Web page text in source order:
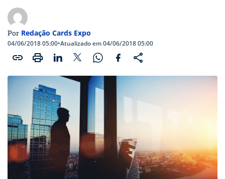
Por Redação Cards Expo
04/06/2018 05:00•Atualizado em 04/06/2018 05:00